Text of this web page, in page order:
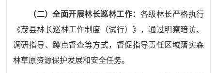
（二）全面开展林长巡林工作： 各级林长严格执行
《茂县林长巡林工作制度（试行）》，通过明察暗访、
调研指导、蹲点督查等方式，督促指导责任区域落实森
林草原资源保护发展和安全任务。